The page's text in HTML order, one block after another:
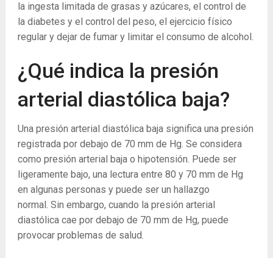
la ingesta limitada de grasas y azúcares, el control de
la diabetes y el control del peso, el ejercicio físico
regular y dejar de fumar y limitar el consumo de alcohol.
¿Qué indica la presión
arterial diastólica baja?
Una presión arterial diastólica baja significa una presión
registrada por debajo de 70 mm de Hg. Se considera
como presión arterial baja o hipotensión. Puede ser
ligeramente bajo, una lectura entre 80 y 70 mm de Hg
en algunas personas y puede ser un hallazgo
normal. Sin embargo, cuando la presión arterial
diastólica cae por debajo de 70 mm de Hg, puede
provocar problemas de salud.